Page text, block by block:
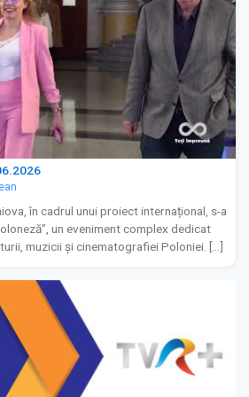
în cadrul unui proiect internațional, s-a
un eveniment complex dedicat
muzicii și cinematografiei Poloniei. […]